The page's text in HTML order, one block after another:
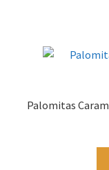
Palomitas